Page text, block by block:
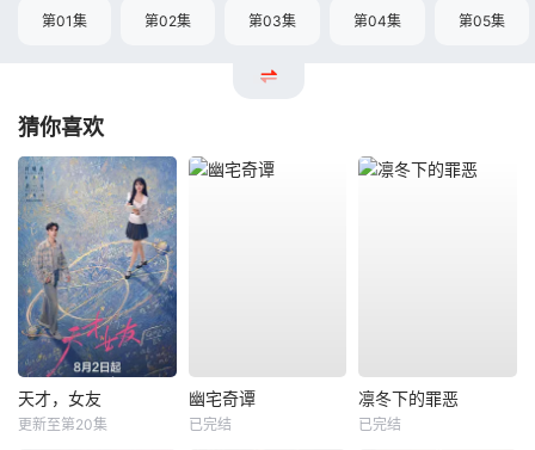
第01集 第02集 第03集 第04集 第05集
猜你喜欢
天才，女友
更新至第20集
幽宅奇谭
已完结
凛冬下的罪恶
已完结